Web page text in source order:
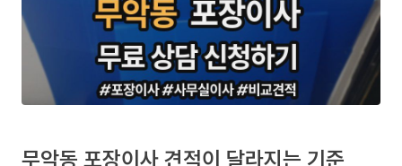
무악동 포장이사 견적이 달라지는 기준